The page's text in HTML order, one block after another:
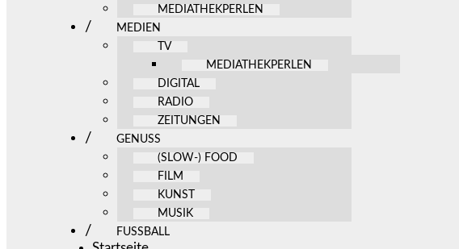
MEDIATHEKPERLEN
MEDIEN
TV
MEDIATHEKPERLEN
DIGITAL
RADIO
ZEITUNGEN
GENUSS
(SLOW-) FOOD
FILM
KUNST
MUSIK
FUSSBALL